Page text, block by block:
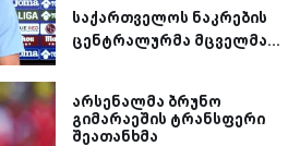
საქართველოს ნაკრების
ცენტრალურმა მცველმა...
არსენალმა ბრუნო
გიმარაეშის ტრანსფერი
შეათანხმა